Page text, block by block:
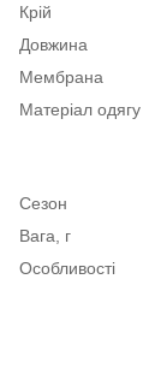
Крій
Довжина
Мембрана
Матеріал одягу
Сезон
Вага, г
Особливості